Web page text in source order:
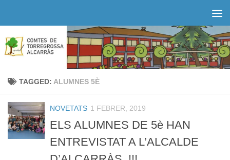
TAGGED: ALUMNES 5È
NOVETATS 1 FEBRER, 2019
ELS ALUMNES DE 5è HAN
ENTREVISTAT A L’ALCALDE